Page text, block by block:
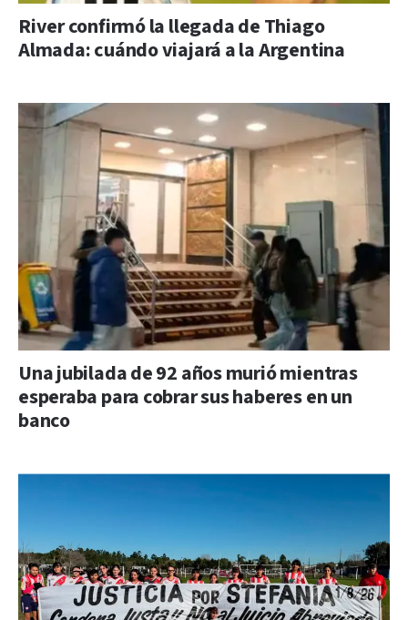
River confirmó la llegada de Thiago
Almada: cuándo viajará a la Argentina
Una jubilada de 92 años murió mientras
esperaba para cobrar sus haberes en un
banco